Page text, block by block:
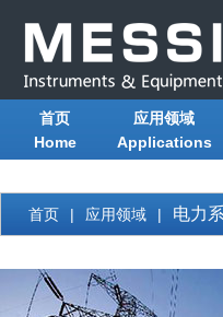
首页
Home
应用领域
Applications
首页 | 应用领域 | 电力